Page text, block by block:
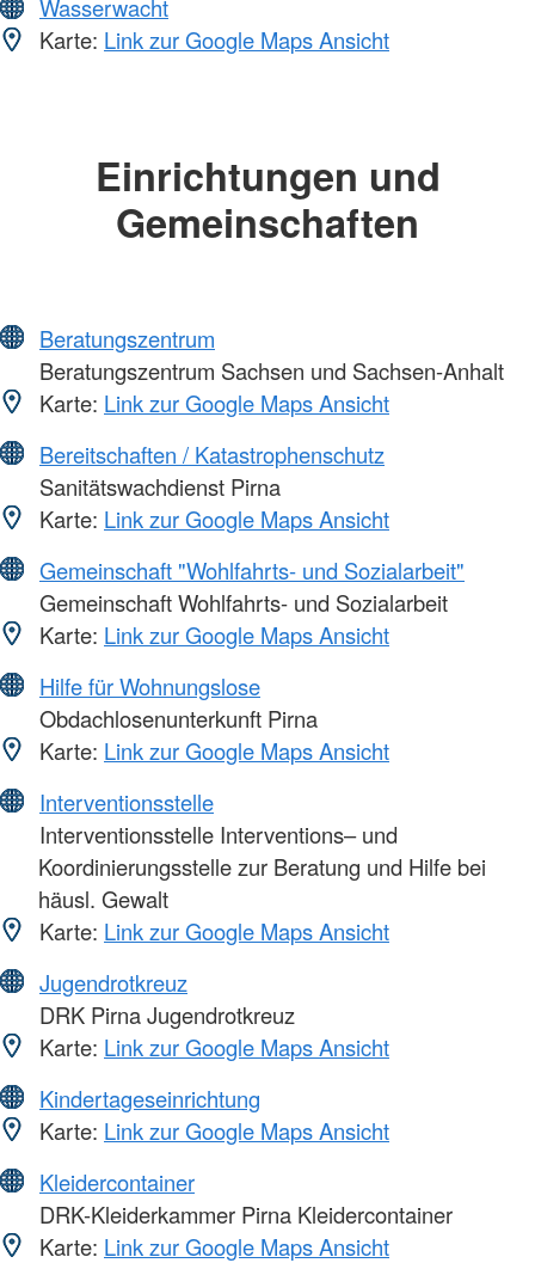
Wasserwacht
Karte: Link zur Google Maps Ansicht
Einrichtungen und
Gemeinschaften
Beratungszentrum
Beratungszentrum Sachsen und Sachsen-Anhalt
Karte: Link zur Google Maps Ansicht
Bereitschaften / Katastrophenschutz
Sanitätswachdienst Pirna
Karte: Link zur Google Maps Ansicht
Gemeinschaft "Wohlfahrts- und Sozialarbeit"
Gemeinschaft Wohlfahrts- und Sozialarbeit
Karte: Link zur Google Maps Ansicht
Hilfe für Wohnungslose
Obdachlosenunterkunft Pirna
Karte: Link zur Google Maps Ansicht
Interventionsstelle
Interventionsstelle Interventions– und
Koordinierungsstelle zur Beratung und Hilfe bei
häusl. Gewalt
Karte: Link zur Google Maps Ansicht
Jugendrotkreuz
DRK Pirna Jugendrotkreuz
Karte: Link zur Google Maps Ansicht
Kindertageseinrichtung
Karte: Link zur Google Maps Ansicht
Kleidercontainer
DRK-Kleiderkammer Pirna Kleidercontainer
Karte: Link zur Google Maps Ansicht